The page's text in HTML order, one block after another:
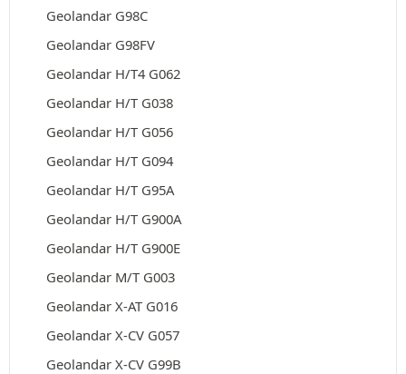
Geolandar G98C
Geolandar G98FV
Geolandar H/T4 G062
Geolandar H/T G038
Geolandar H/T G056
Geolandar H/T G094
Geolandar H/T G95A
Geolandar H/T G900A
Geolandar H/T G900E
Geolandar M/T G003
Geolandar X-AT G016
Geolandar X-CV G057
Geolandar X-CV G99B